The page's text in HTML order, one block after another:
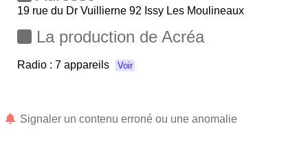
19 rue du Dr Vuillierne 92 Issy Les Moulineaux
La production de Acréa
Radio : 7 appareils Voir
Signaler un contenu erroné ou une anomalie